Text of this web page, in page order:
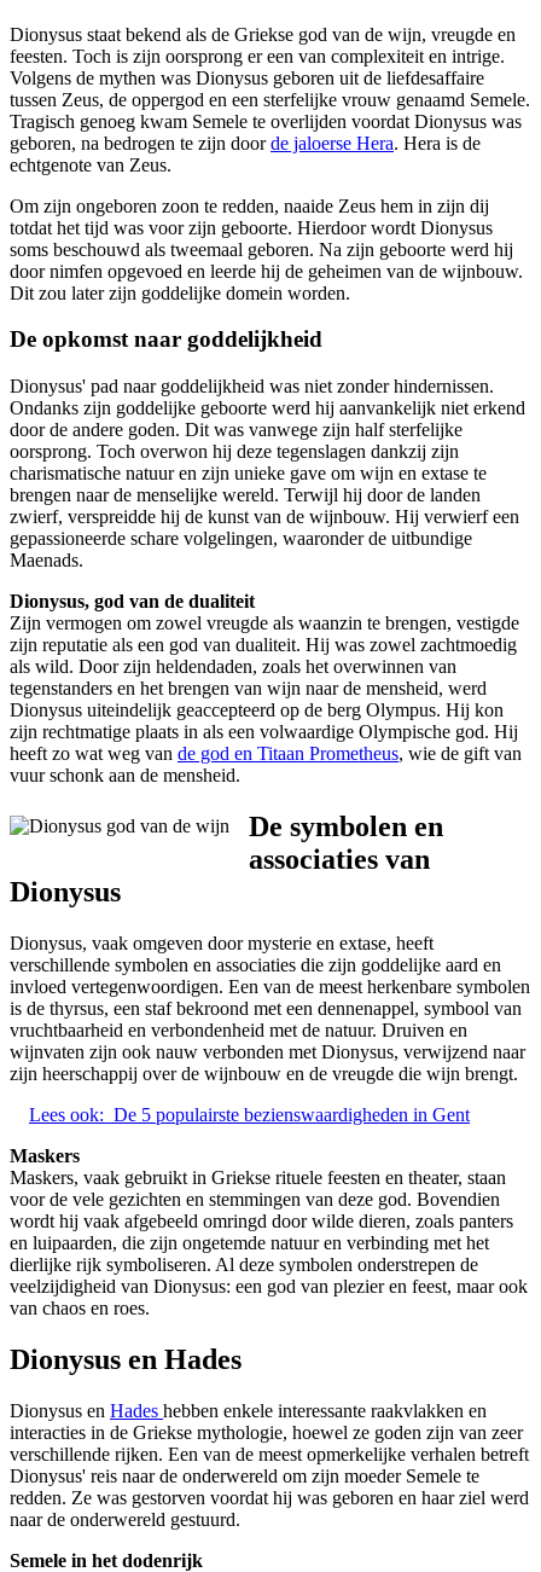
Dionysus staat bekend als de Griekse god van de wijn, vreugde en
feesten. Toch is zijn oorsprong er een van complexiteit en intrige.
Volgens de mythen was Dionysus geboren uit de liefdesaffaire
tussen Zeus, de oppergod en een sterfelijke vrouw genaamd Semele.
Tragisch genoeg kwam Semele te overlijden voordat Dionysus was
geboren, na bedrogen te zijn doorde jaloerse Hera. Hera is de
echtgenote van Zeus.
Om zijn ongeboren zoon te redden, naaide Zeus hem in zijn dij
totdat het tijd was voor zijn geboorte. Hierdoor wordt Dionysus
soms beschouwd als tweemaal geboren. Na zijn geboorte werd hij
door nimfen opgevoed en leerde hij de geheimen van de wijnbouw.
Dit zou later zijn goddelijke domein worden.
De opkomst naar goddelijkheid
Dionysus' pad naar goddelijkheid was niet zonder hindernissen.
Ondanks zijn goddelijke geboorte werd hij aanvankelijk niet erkend
door de andere goden. Dit was vanwege zijn half sterfelijke
oorsprong. Toch overwon hij deze tegenslagen dankzij zijn
charismatische natuur en zijn unieke gave om wijn en extase te
brengen naar de menselijke wereld. Terwijl hij door de landen
zwierf, verspreidde hij de kunst van de wijnbouw. Hij verwierf een
gepassioneerde schare volgelingen, waaronder de uitbundige
Maenads.
Dionysus, god van de dualiteit
Zijn vermogen om zowel vreugde als waanzin te brengen, vestigde
zijn reputatie als een god van dualiteit. Hij was zowel zachtmoedig
als wild. Door zijn heldendaden, zoals het overwinnen van
tegenstanders en het brengen van wijn naar de mensheid, werd
Dionysus uiteindelijk geaccepteerd op de berg Olympus. Hij kon
zijn rechtmatige plaats in als een volwaardige Olympische god. Hij
heeft zo wat weg van de god en Titaan Prometheus, wie de gift van
vuur schonk aan de mensheid.
De symbolen en
associaties van
Dionysus
Dionysus, vaak omgeven door mysterie en extase, heeft
verschillende symbolen en associaties die zijn goddelijke aard en
invloed vertegenwoordigen. Een van de meest herkenbare symbolen
is de thyrsus, een staf bekroond met een dennenappel, symbool van
vruchtbaarheid en verbondenheid met de natuur. Druiven en
wijnvaten zijn ook nauw verbonden met Dionysus, verwijzend naar
zijn heerschappij over de wijnbouw en de vreugde die wijn brengt.
Lees ook: De 5 populairste bezienswaardigheden in Gent
Maskers
Maskers, vaak gebruikt in Griekse rituele feesten en theater, staan
voor de vele gezichten en stemmingen van deze god. Bovendien
wordt hij vaak afgebeeld omringd door wilde dieren, zoals panters
en luipaarden, die zijn ongetemde natuur en verbinding met het
dierlijke rijk symboliseren. Al deze symbolen onderstrepen de
veelzijdigheid van Dionysus: een god van plezier en feest, maar ook
van chaos en roes.
Dionysus en Hades
Dionysus en Hades hebben enkele interessante raakvlakken en
interacties in de Griekse mythologie, hoewel ze goden zijn van zeer
verschillende rijken. Een van de meest opmerkelijke verhalen betreft
Dionysus' reis naar de onderwereld om zijn moeder Semele te
redden. Ze was gestorven voordat hij was geboren en haar ziel werd
naar de onderwereld gestuurd.
Semele in het dodenrijk